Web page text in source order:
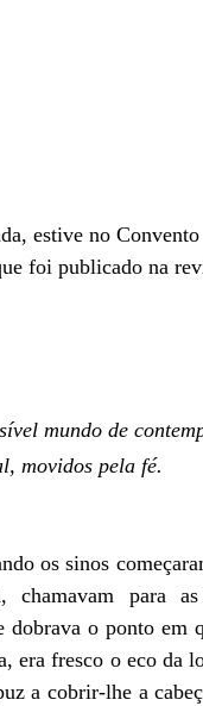
estive no Convento
foi publicado na
mundo de
movidos pela fé.
os sinos
para as
dobrava o ponto em
era fresco o eco da
a cobrir-lhe a